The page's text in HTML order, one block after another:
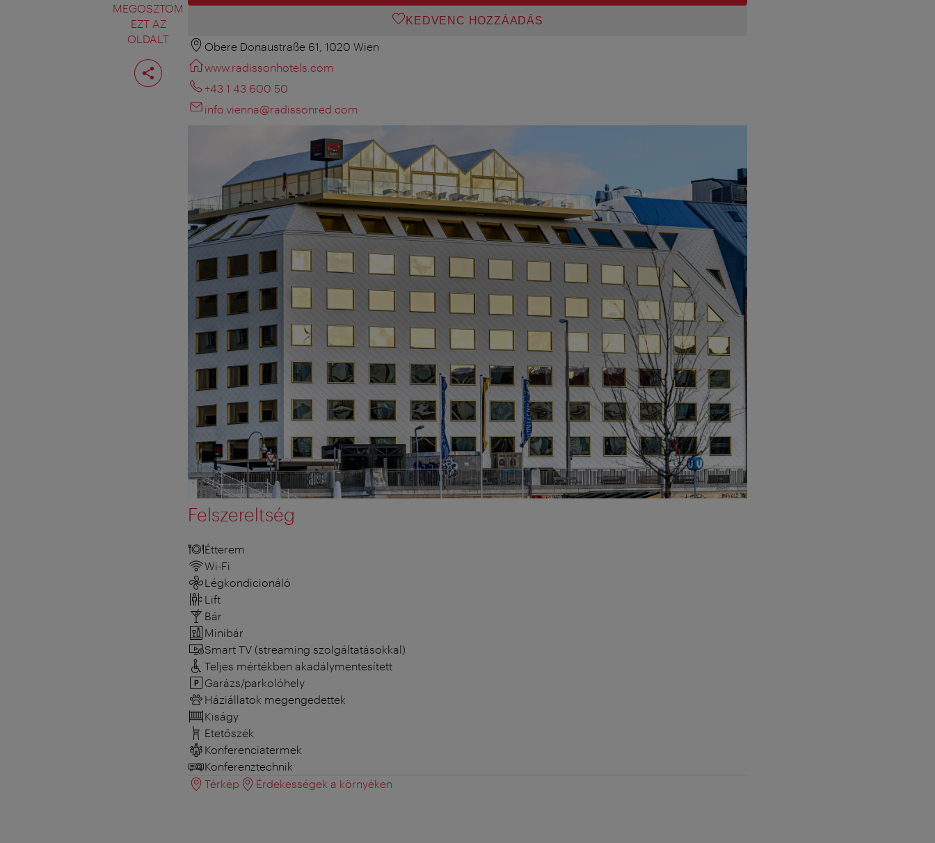
MEGOSZTOM
EZT AZ
OLDALT
Oldal
megosztása
KEDVENC HOZZÁADÁS
Obere Donaustraße 61, 1020 Wien
www.radissonhotels.com
+43 1 43 600 50
info.vienna@radissonred.com
Felszereltség
Étterem
Wi-Fi
Légkondicionáló
Lift
Bár
Minibár
Smart TV (streaming szolgáltatásokkal)
Teljes mértékben akadálymentesített
Garázs/parkolóhely
Háziállatok megengedettek
Kiságy
Etetőszék
Konferenciatermek
Konferenztechnik
Térkép
Érdekességek a környéken